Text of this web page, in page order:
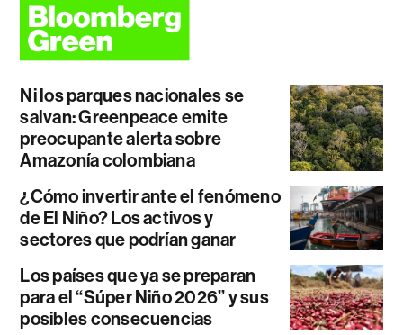
Ni los parques nacionales se
salvan: Greenpeace emite
preocupante alerta sobre
Amazonía colombiana
¿Cómo invertir ante el fenómeno
de El Niño? Los activos y
sectores que podrían ganar
Los países que ya se preparan
para el “Súper Niño 2026” y sus
posibles consecuencias